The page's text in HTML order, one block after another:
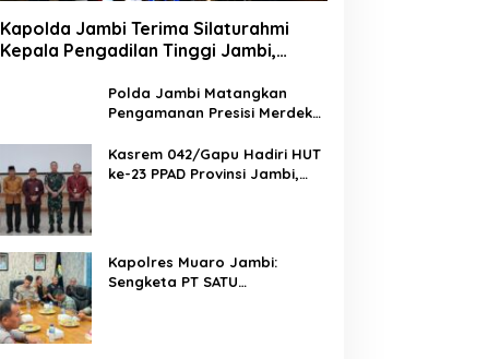
Kapolda Jambi Terima Silaturahmi
Kepala Pengadilan Tinggi Jambi,
Penegak HukumPolda Jambi Matangkan
Pengamanan Presisi Merdeka
Floor Game
Kasrem 042/Gapu Hadiri HUT
ke-23 PPAD Provinsi Jambi,
Kapolres Muaro Jambi:
Sengketa PT SATU